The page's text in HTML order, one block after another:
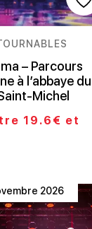
– Parcours
à l’abbaye du
Michel
19.6€ et
2026